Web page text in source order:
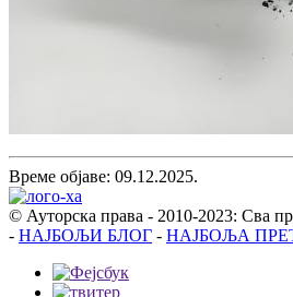
Време објаве: 09.12.2025.
© Ауторска права - 2010-2023: Сва
- НАЈБОЉИ БЛОГ - НАЈБОЉА